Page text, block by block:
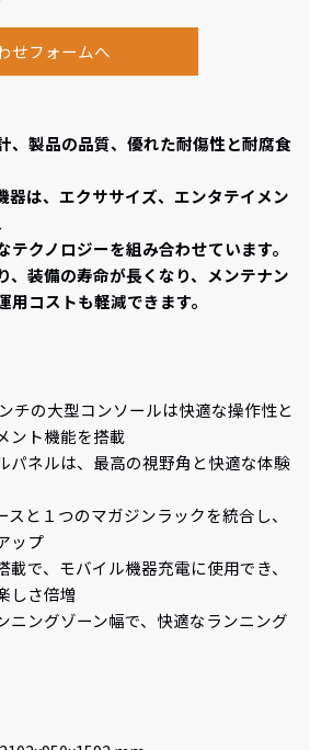
せフォームへ
、製品の品質、優れた耐傷性と耐腐食
は、エクササイズ、エンタテイメン
クノロジーを組み合わせています。
、装備の寿命が長くなり、メンテナン
コストも軽減できます。
チの大型コンソールは快適な操作性と
ント機能を搭載
パネルは、最高の視野角と快適な体験
スと１つのマガジンラックを統合し、
ップ
載で、モバイル機器充電に使用でき、
しさ倍増
ニングゾーン幅で、快適なランニング